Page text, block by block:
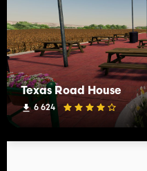
Texas Road House
6 624